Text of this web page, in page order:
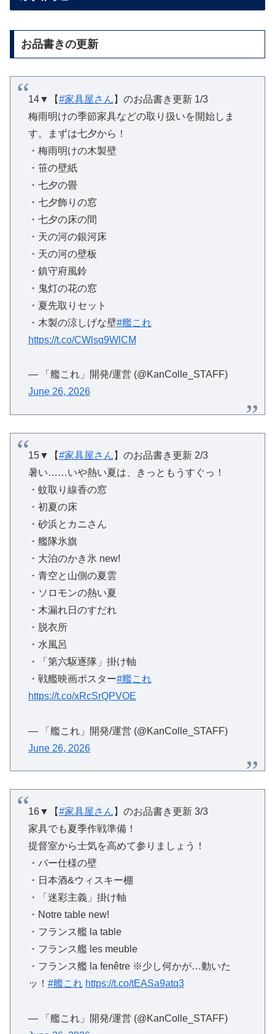
お品書きの更新
14▼【#家具屋さん 】のお品書き更新 1/3
梅雨明けの季節家具などの取り扱いを開始しま
す。まずは七夕から！
・梅雨明けの木製壁
・笹の壁紙
・七夕の畳
・七夕飾りの窓
・七夕の床の間
・天の河の銀河床
・天の河の壁板
・鎮守府風鈴
・鬼灯の花の窓
・夏先取りセット
・木製の涼しげな壁#艦これ
https://t.co/CWlsq9WlCM
— 「艦これ」開発/運営 (@KanColle_STAFF)
June 26, 2026
15▼【#家具屋さん 】のお品書き更新 2/3
暑い……いや熱い夏は、きっともうすぐっ！
・蚊取り線香の窓
・初夏の床
・砂浜とカニさん
・艦隊氷旗
・大泊のかき氷 new!
・青空と山側の夏雲
・ソロモンの熱い夏
・木漏れ日のすだれ
・脱衣所
・水風呂
・「第六駆逐隊」掛け軸
・戦艦映画ポスター#艦これ
https://t.co/xRcSrQPVOE
— 「艦これ」開発/運営 (@KanColle_STAFF)
June 26, 2026
16▼【#家具屋さん 】のお品書き更新 3/3
家具でも夏季作戦準備！
提督室から士気を高めて参りましょう！
・バー仕様の壁
・日本酒&ウィスキー棚
・「迷彩主義」掛け軸
・Notre table new!
・フランス艦 la table
・フランス艦 les meuble
・フランス艦 la fenêtre ※少し何かが…動いた
ッ！ #艦これ https://t.co/tEASa9atq3
— 「艦これ」開発/運営 (@KanColle_STAFF)